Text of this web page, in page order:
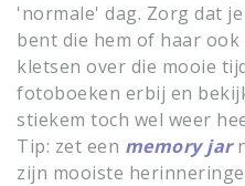
'normale' dag. Zorg dat
bent die hem of haar
kletsen over die mooie
fotoboeken erbij en
stiekem toch wel weer
Tip: zet een memory jar
zijn mooiste